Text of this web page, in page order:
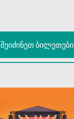
შეიძინეთ ბილეთები